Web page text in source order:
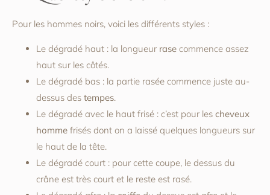
Pour les hommes noirs, voici les différents styles :
Le dégradé haut : la longueur rase commence assez
haut sur les côtés.
Le dégradé bas : la partie rasée commence juste au-
dessus des tempes.
Le dégradé avec le haut frisé : c’est pour les cheveux
homme frisés dont on a laissé quelques longueurs sur
le haut de la tête.
Le dégradé court : pour cette coupe, le dessus du
crâne est très court et le reste est rasé.